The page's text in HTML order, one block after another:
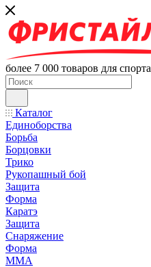
более 7 000 товаров для спорта
Каталог
Единоборства
Борьба
Борцовки
Трико
Рукопашный бой
Защита
Форма
Каратэ
Защита
Снаряжение
Форма
ММА